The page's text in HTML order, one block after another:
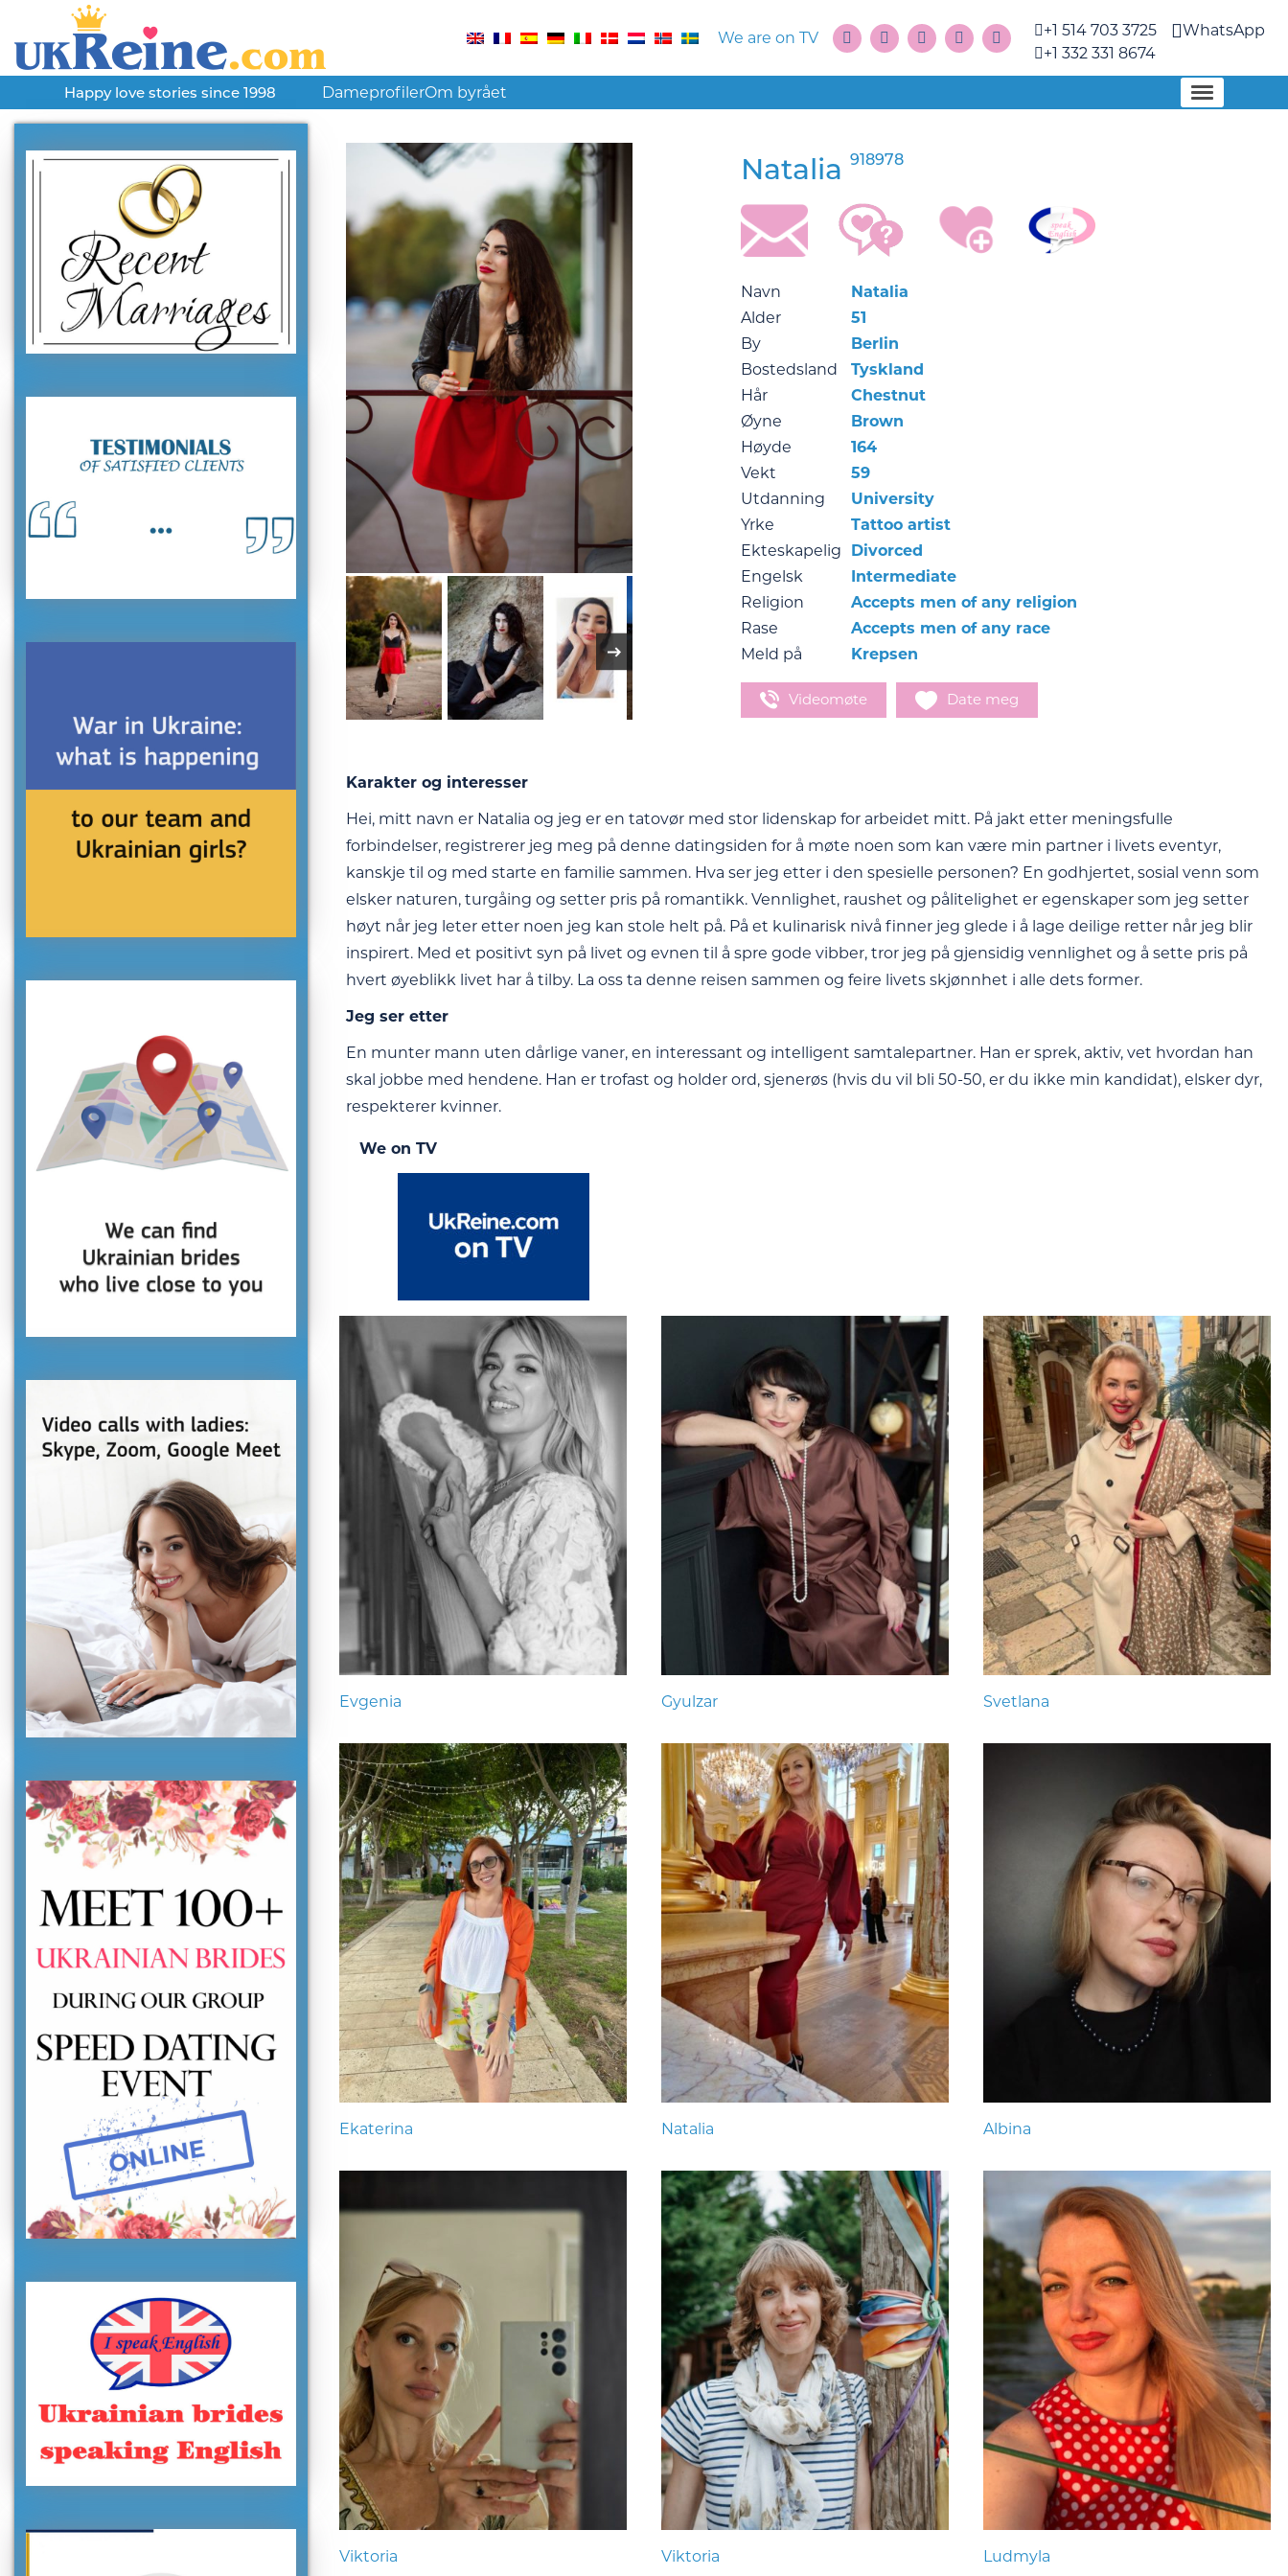
We are on TV
+1 514 703 3725
+1 332 331 8674
WhatsApp
Happy love stories since 1998 DameprofilerOm byrået
Natalia 918978
Navn
Natalia
Alder
51
By
Berlin
Bostedsland
Tyskland
Hår
Chestnut
Øyne
Brown
Høyde
164
Vekt
59
Utdanning
University
Yrke
Tattoo artist
Ekteskapelig
Divorced
Engelsk
Intermediate
Religion
Accepts men of any religion
Rase
Accepts men of any race
Meld på
Krepsen
Videomøte Date meg
Karakter og interesser
Hei, mitt navn er Natalia og jeg er en tatovør med stor lidenskap for arbeidet mitt. På jakt etter meningsfulle
forbindelser, registrerer jeg meg på denne datingsiden for å møte noen som kan være min partner i livets eventyr,
kanskje til og med starte en familie sammen. Hva ser jeg etter i den spesielle personen? En godhjertet, sosial venn som
elsker naturen, turgåing og setter pris på romantikk. Vennlighet, raushet og pålitelighet er egenskaper som jeg setter
høyt når jeg leter etter noen jeg kan stole helt på. På et kulinarisk nivå finner jeg glede i å lage deilige retter når jeg blir
inspirert. Med et positivt syn på livet og evnen til å spre gode vibber, tror jeg på gjensidig vennlighet og å sette pris på
hvert øyeblikk livet har å tilby. La oss ta denne reisen sammen og feire livets skjønnhet i alle dets former.
Jeg ser etter
En munter mann uten dårlige vaner, en interessant og intelligent samtalepartner. Han er sprek, aktiv, vet hvordan han
skal jobbe med hendene. Han er trofast og holder ord, sjenerøs (hvis du vil bli 50-50, er du ikke min kandidat), elsker dyr,
respekterer kvinner.
We on TV
Evgenia Gyulzar Svetlana
Ekaterina Natalia Albina
Viktoria Viktoria Ludmyla